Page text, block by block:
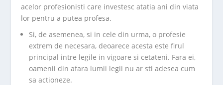
acelor profesionisti care investesc atatia ani din viata
lor pentru a putea profesa.
Si, de asemenea, si in cele din urma, o profesie
extrem de necesara, deoarece acesta este firul
principal intre legile in vigoare si cetateni. Fara ei,
oamenii din afara lumii legii nu ar sti adesea cum
sa actioneze.